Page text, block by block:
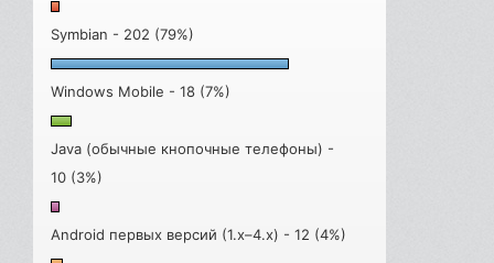
Symbian - 202 (79%)
Windows Mobile - 18 (7%)
Java (обычные кнопочные телефоны) -
10 (3%)
Android первых версий (1.x–4.x) - 12 (4%)